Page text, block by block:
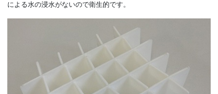
による水の浸水がないので衛生的です。